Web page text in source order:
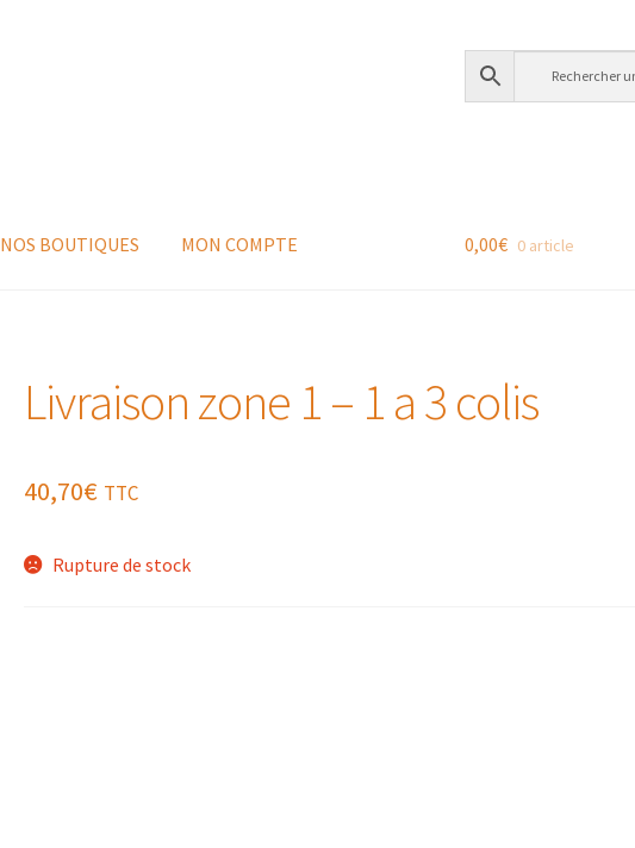
NOS BOUTIQUES MON COMPTE 0,00€ 0 article
Livraison zone 1 – 1 a 3 colis
40,70€ TTC
Rupture de stock